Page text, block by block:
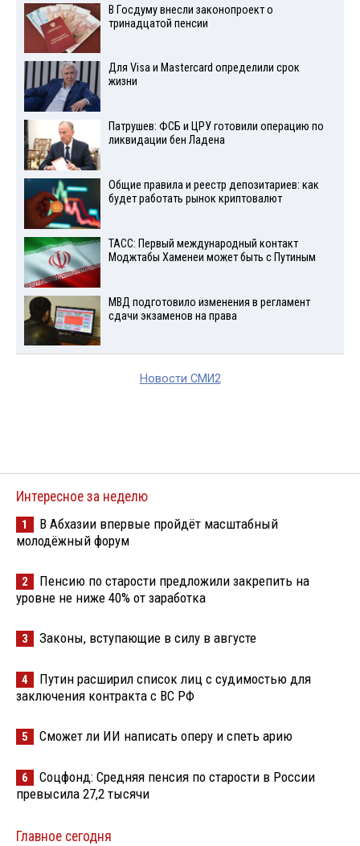
В Госдуму внесли законопроект о
тринадцатой пенсии
Для Visа и Mastercard определили срок
жизни
Патрушев: ФСБ и ЦРУ готовили операцию по
ликвидации бен Ладена
Общие правила и реестр депозитариев: как
будет работать рынок криптовалют
ТАСС: Первый международный контакт
Моджтабы Хаменеи может быть с Путиным
МВД подготовило изменения в регламент
сдачи экзаменов на права
Новости СМИ2
Интересное за неделю
1
В Абхазии впервые пройдёт масштабный
молодёжный форум
2
Пенсию по старости предложили закрепить на
уровне не ниже 40% от заработка
3 Законы, вступающие в силу в августе
4
Путин расширил список лиц с судимостью для
заключения контракта с ВС РФ
5 Сможет ли ИИ написать оперу и спеть арию
6
Соцфонд: Средняя пенсия по старости в России
превысила 27,2 тысячи
Главное сегодня